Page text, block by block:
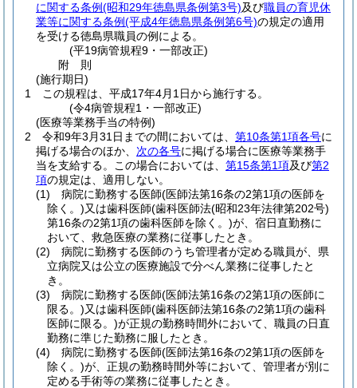
に関する条例(昭和29年徳島県条例第3号)及び職員の育児休
業等に関する条例(平成4年徳島県条例第6号)の規定の適用
を受ける徳島県職員の例による。
(平19病管規程9・一部改正)
附 則
(施行期日)
1
この規程は、平成17年4月1日から施行する。
(令4病管規程1・一部改正)
(医療等業務手当の特例)
2
令和9年3月31日までの間においては、 第10条第1項各号に
掲げる場合のほか、 次の各号に掲げる場合に医療等業務手
当を支給する。
この場合においては、 第15条第1項及び第2
項の規定は、適用しない。
(1)
病院に勤務する医師(医師法第16条の2第1項の医師を
除く。)又は歯科医師(歯科医師法(昭和23年法律第202号)
第16条の2第1項の歯科医師を除く。)が、宿日直勤務に
おいて、救急医療の業務に従事したとき。
(2)
病院に勤務する医師のうち管理者が定める職員が、県
立病院又は公立の医療施設で分べん業務に従事したと
き。
(3)
病院に勤務する医師(医師法第16条の2第1項の医師に
限る。)又は歯科医師(歯科医師法第16条の2第1項の歯科
医師に限る。)が正規の勤務時間外において、職員の日直
勤務に準じた勤務に服したとき。
(4)
病院に勤務する医師(医師法第16条の2第1項の医師を
除く。)が、正規の勤務時間外等において、管理者が別に
定める手術等の業務に従事したとき。